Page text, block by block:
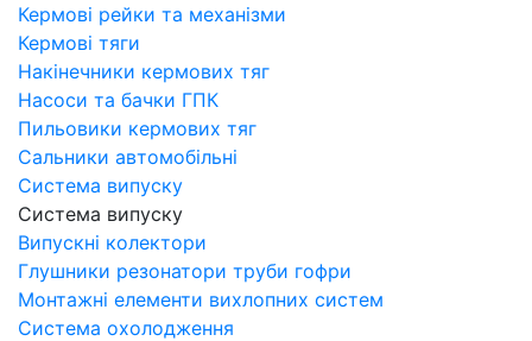
Кермові рейки та механізми
Кермові тяги
Накінечники кермових тяг
Насоси та бачки ГПК
Пильовики кермових тяг
Сальники автомобільні
Система випуску
Система випуску
Випускні колектори
Глушники резонатори труби гофри
Монтажні елементи вихлопних систем
Система охолодження